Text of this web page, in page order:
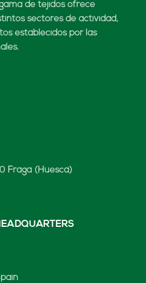
de tejidos ofrece
sectores de actividad,
establecidos por las
Fraga (Huesca)